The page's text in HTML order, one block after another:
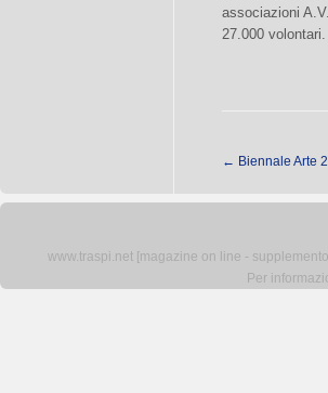
associazioni
27.000 volontari.
← Biennale Arte
www.traspi.net [magazine on line -
Per